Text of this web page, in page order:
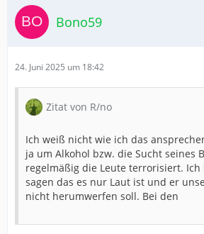
Bono59
24. Juni 2025 um 18:42
Zitat von R/no
Ich weiß nicht wie ich das
ja um Alkohol bzw. die Sucht seines
regelmäßig die Leute terrorisiert.
sagen das es nur Laut ist und er
nicht herumwerfen soll. Bei den